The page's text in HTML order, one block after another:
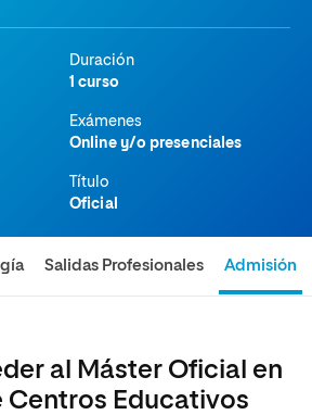
Duración
1 curso
Exámenes
Online y/o presenciales
Título
Oficial
Salidas Profesionales Admisión
al Máster Oficial en
Centros Educativos